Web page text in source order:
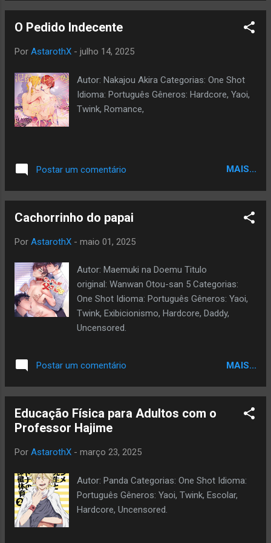
O Pedido Indecente
Por AstarothX - julho 14, 2025
Autor: Nakajou Akira Categorias: One Shot
Idioma: Português Gêneros: Hardcore, Yaoi,
Twink, Romance,
Postar um comentário MAIS...
Cachorrinho do papai
Por AstarothX - maio 01, 2025
Autor: Maemuki na Doemu Titulo
original: Wanwan Otou-san 5 Categorias:
One Shot Idioma: Português Gêneros: Yaoi,
Twink, Exibicionismo, Hardcore, Daddy,
Uncensored.
Postar um comentário MAIS...
Educação Física para Adultos com o
Professor Hajime
Por AstarothX - março 23, 2025
Autor: Panda Categorias: One Shot Idioma:
Português Gêneros: Yaoi, Twink, Escolar,
Hardcore, Uncensored.